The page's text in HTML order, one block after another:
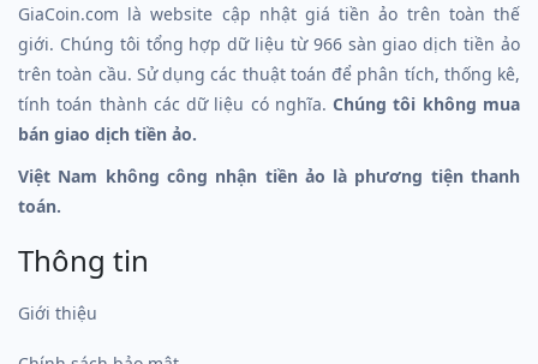
GiaCoin.com là website cập nhật giá tiền ảo trên toàn thế
giới. Chúng tôi tổng hợp dữ liệu từ 966 sàn giao dịch tiền ảo
trên toàn cầu. Sử dụng các thuật toán để phân tích, thống kê,
tính toán thành các dữ liệu có nghĩa.Chúng tôi không mua
bán giao dịch tiền ảo.
Việt Nam không công nhận tiền ảo là phương tiện thanh
toán.
Thông tin
Giới thiệu